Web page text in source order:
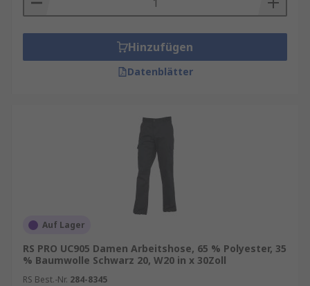
Hinzufügen
Datenblätter
Auf Lager
RS PRO UC905 Damen Arbeitshose, 65 % Polyester, 35
% Baumwolle Schwarz 20, W20 in x 30Zoll
RS Best.-Nr. 284-8345